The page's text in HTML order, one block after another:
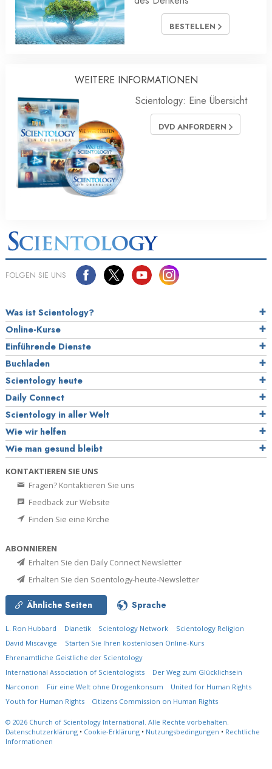
BESTELLEN
WEITERE INFORMATIONEN
Scientology: Eine Übersicht
DVD ANFORDERN
FOLGEN SIE UNS
Was ist Scientology?
Online-Kurse
Einführende Dienste
Buchladen
Scientology heute
Daily Connect
Scientology in aller Welt
Wie wir helfen
Wie man gesund bleibt
KONTAKTIEREN SIE UNS
Fragen? Kontaktieren Sie uns
Feedback zur Website
Finden Sie eine Kirche
ABONNIEREN
Erhalten Sie den Daily Connect Newsletter
Erhalten Sie den Scientology-heute-Newsletter
Ähnliche Seiten Sprache
L. Ron Hubbard Dianetik Scientology Network
Scientology Religion
David Miscavige
Starten Sie Ihren kostenlosen Online-Kurs
Ehrenamtliche Geistliche der Scientology
International Association of Scientologists
Der Weg zum Glücklichsein
Narconon
Für eine Welt ohne Drogenkonsum
United for Human Rights
Youth for Human Rights
Citizens Commission on Human Rights
© 2026 Church of Scientology International. Alle Rechte vorbehalten.
Datenschutzerklärung • Cookie-Erklärung • Nutzungsbedingungen • Rechtliche
Informationen